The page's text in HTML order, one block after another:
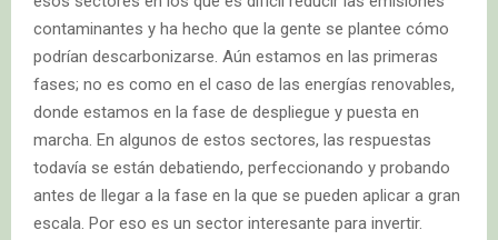
contaminantes y ha hecho que la gente se plantee cómo
podrían descarbonizarse. Aún estamos en las primeras
fases; no es como en el caso de las energías renovables,
donde estamos en la fase de despliegue y puesta en
marcha. En algunos de estos sectores, las respuestas
todavía se están debatiendo, perfeccionando y probando
antes de llegar a la fase en la que se pueden aplicar a gran
escala. Por eso es un sector interesante para invertir.